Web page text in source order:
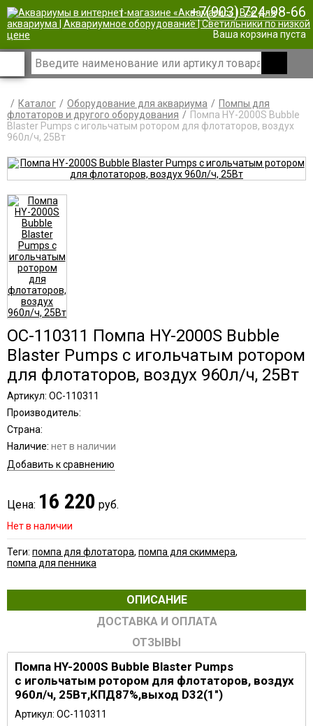
| +7(903) 724-98-66
Ваша корзина пуста
Каталог Оборудование для аквариума
Помпы для
флотаторов и другого оборудования
Помпа HY-2000S Bubble
Blaster Pumps с игольчатым ротором для флотаторов, воздух
960л/ч, 25Вт
OC-110311 Помпа HY-2000S Bubble
Blaster Pumps с игольчатым ротором
для флотаторов, воздух 960л/ч, 25Вт
Артикул: OC-110311
Производитель:
Страна:
Наличие: нет в наличии
Добавить к сравнению
Цена: 16 220 руб.
Нет в наличии
Теги: помпа для флотатора, помпа для скиммера,
помпа для пенника
ОПИСАНИЕ
ДОСТАВКА И ОПЛАТА
ОТЗЫВЫ
Помпа HY-2000S Bubble Blaster Pumps
с игольчатым ротором для флотаторов, воздух
960л/ч, 25Вт,КПД87%,выход D32(1")
Артикул: OC-110311